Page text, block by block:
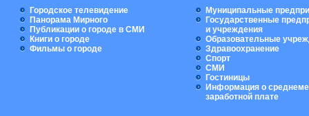
Городское телевидение
Панорама Мирного
Публикации о городе в СМИ
Книги о городе
Фильмы о городе
Муниципальные
Государственные
и учреждения
Образовательные
Здравоохранение
Спорт
СМИ
Гостиницы
Информация о
заработной плате